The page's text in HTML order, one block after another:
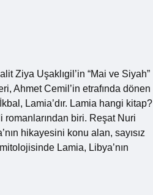
Ziya Uşaklıgil’in “Mai ve Siyah”
Ahmet Cemil’in etrafında dönen
Lamia’dır. Lamia hangi kitap?
biri. Reşat Nuri
hikayesini konu alan, sayısız
Lamia, Libya’nın